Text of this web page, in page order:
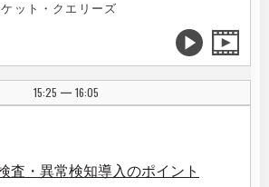
ット・クエリーズ
15:25 | 16:05
査・異常検知導入のポイント